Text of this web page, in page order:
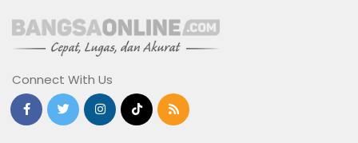
Connect With Us